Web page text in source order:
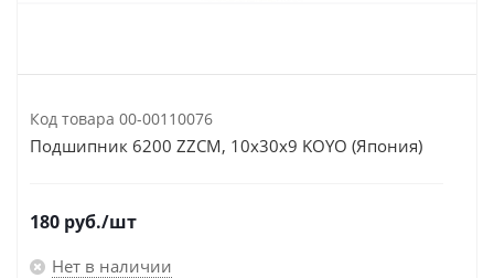
Код товара 00-00110076
Подшипник 6200 ZZCM, 10x30x9 KOYO (Япония)
180 руб./шт
Нет в наличии